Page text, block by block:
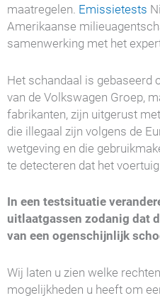
maatregelen. Emissietests
Amerikaanse
samenwerking met het
Het schandaal is gebaseerd
van de Volkswagen Groep,
fabrikanten, zijn uitgerust
die illegaal zijn volgens de
wetgeving en die
te detecteren dat het
In een testsituatie
uitlaatgassen zodanig dat
van een ogenschijnlijk
Wij laten u zien welke
mogelijkheden u heeft om